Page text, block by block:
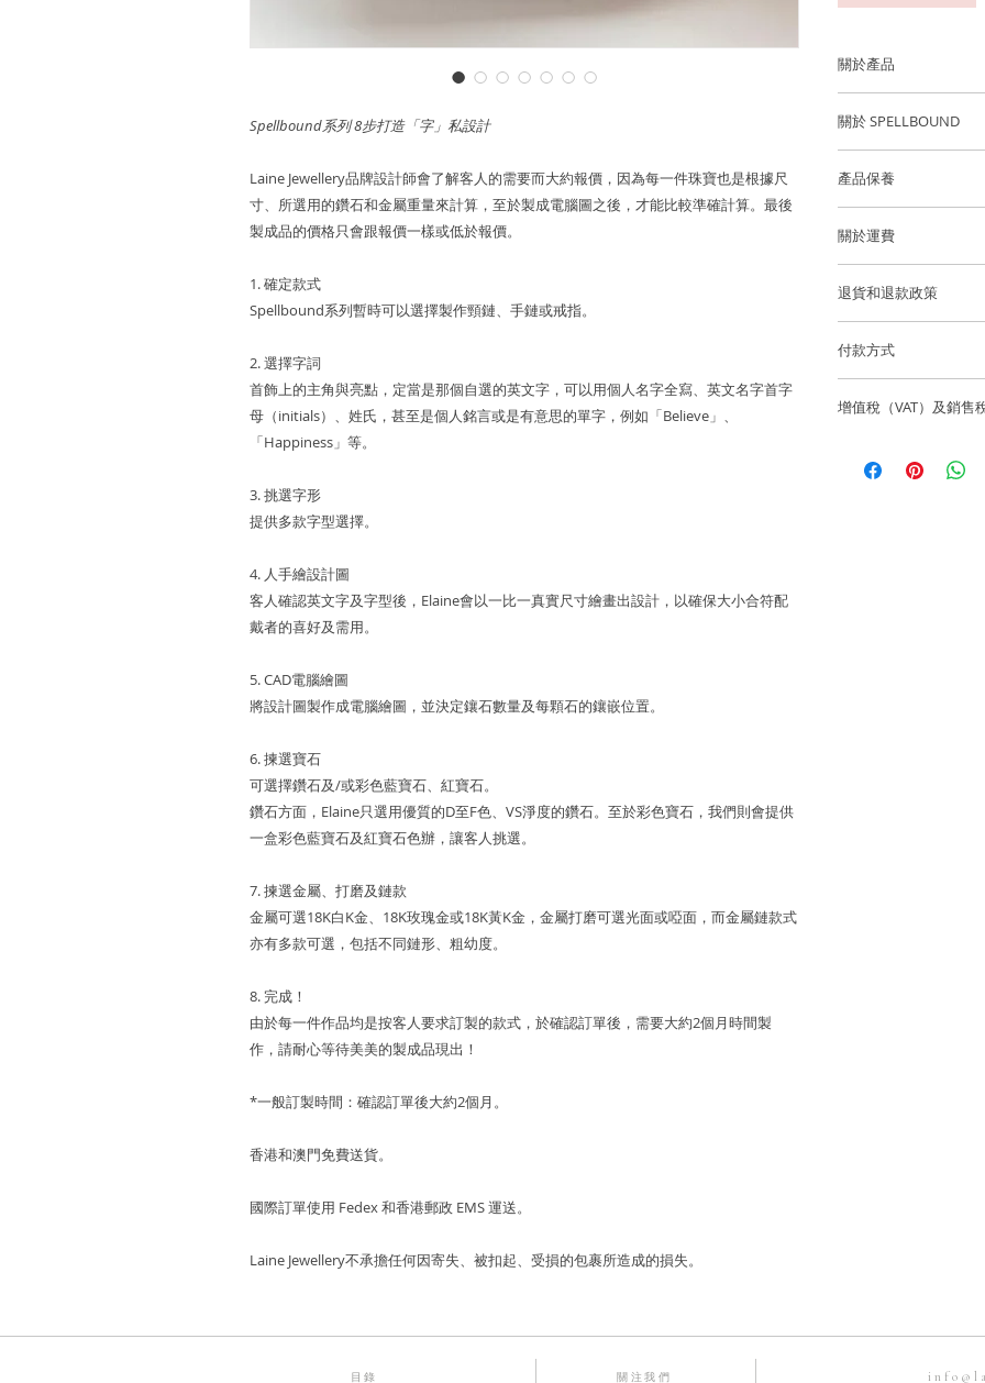
Spellbound系列 8步打造「字」私設計
Laine Jewellery品牌設計師會了解客人的需要而大約報價，因為每一件珠寶也是根據尺
寸、所選用的鑽石和金屬重量來計算，至於製成電腦圖之後，才能比較準確計算。最後
製成品的價格只會跟報價一樣或低於報價。
1. 確定款式
Spellbound系列暫時可以選擇製作頸鏈、手鏈或戒指。
2. 選擇字詞
首飾上的主角與亮點，定當是那個自選的英文字，可以用個人名字全寫、英文名字首字
母（initials）、姓氏，甚至是個人銘言或是有意思的單字，例如「Believe」、
「Happiness」等。
3. 挑選字形
提供多款字型選擇。
4. 人手繪設計圖
客人確認英文字及字型後，Elaine會以一比一真實尺寸繪畫出設計，以確保大小合符配
戴者的喜好及需用。
5. CAD電腦繪圖
將設計圖製作成電腦繪圖，並決定鑲石數量及每顆石的鑲嵌位置。
6. 揀選寶石
可選擇鑽石及/或彩色藍寶石、紅寶石。
鑽石方面，Elaine只選用優質的D至F色、VS淨度的鑽石。至於彩色寶石，我們則會提供
一盒彩色藍寶石及紅寶石色辦，讓客人挑選。
7. 揀選金屬、打磨及鏈款
金屬可選18K白K金、18K玫瑰金或18K黃K金，金屬打磨可選光面或啞面，而金屬鏈款式
亦有多款可選，包括不同鏈形、粗幼度。
8. 完成！
由於每一件作品均是按客人要求訂製的款式，於確認訂單後，需要大約2個月時間製
作，請耐心等待美美的製成品現出！
*一般訂製時間：確認訂單後大約2個月。
香港和澳門免費送貨。
國際訂單使用 Fedex 和香港郵政 EMS 運送。
Laine Jewellery不承擔任何因寄失、被扣起、受損的包裹所造成的損失。
關於產品
鑽石重量: 74顆鑽石
英文姓名尺寸: ~
項鏈尺寸: 可調節至
國際訂單使用 Fedex
關於 SPELLBOUND
Laine Jewellery深信
自己的故事。
量，將顧客挑選的英
質鑽石或寶石，打造
禮物。你會選擇字字
產品保養
洗手，睡覺，淋浴，
澤和最佳的狀態。
關於運費
逢星期五可預約到位
貨。
所造成的損失。
退貨和退款政策
如果您訂購的商品有
聯繫，電話為852-
付款方式
有主要信用卡。
歡迎顧客店內取貨
香港微信支付。
增值稅（VAT）及銷售
一切入口稅、關稅及
目錄 關注我們